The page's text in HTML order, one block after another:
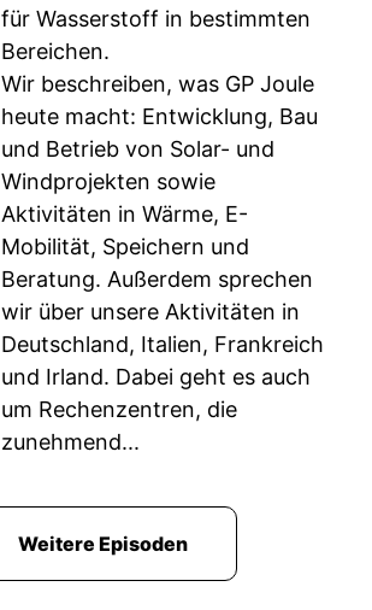
für Wasserstoff in bestimmten
Bereichen.
Wir beschreiben, was GP Joule
heute macht: Entwicklung, Bau
und Betrieb von Solar- und
Windprojekten sowie
Aktivitäten in Wärme, E-
Mobilität, Speichern und
Beratung. Außerdem sprechen
wir über unsere Aktivitäten in
Deutschland, Italien, Frankreich
und Irland. Dabei geht es auch
um Rechenzentren, die
zunehmend...
Weitere Episoden